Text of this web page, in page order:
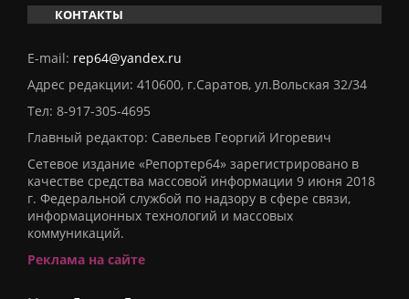
КОНТАКТЫ
E-mail: rep64@yandex.ru
Адрес редакции: 410600, г.Саратов, ул.Вольская 32/34
Тел: 8-917-305-4695
Главный редактор: Савельев Георгий Игоревич
Сетевое издание «Репортер64» зарегистрировано в
качестве средства массовой информации 9 июня 2018
г. Федеральной службой по надзору в сфере связи,
информационных технологий и массовых
коммуникаций.
Реклама на сайте